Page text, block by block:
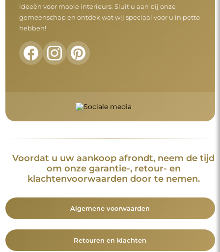
ideeën voor mooie interieurs. Sluit u aan bij onze
gemeenschap en ontdek wat wij speciaal voor u in petto
hebben!
Voordat u uw aankoop afrondt, neem de tijd
om onze garantie-, retour- en
klachtenvoorwaarden door te nemen.
Algemene voorwaarden
Retouren en klachten